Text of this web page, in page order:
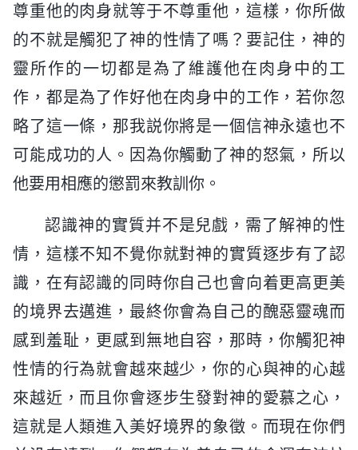
尊重他的肉身就等于不尊重他，這樣，你所做
的不就是觸犯了神的性情了嗎？要記住，神的
靈所作的一切都是為了維護他在肉身中的工
作，都是為了作好他在肉身中的工作，若你忽
略了這一條，那我説你將是一個信神永遠也不
可能成功的人。因為你觸動了神的怒氣，所以
他要用相應的懲罰來教訓你。
認識神的實質并不是兒戲，需了解神的性
情，這樣不知不覺你就對神的實質逐步有了認
識，在有認識的同時你自己也會向着更高更美
的境界去邁進，最終你會為自己的醜惡靈魂而
感到羞耻，更感到無地自容，那時，你觸犯神
性情的行為就會越來越少，你的心與神的心越
來越近，而且你會逐步生發對神的愛慕之心，
這就是人類進入美好境界的象徵。而現在你們